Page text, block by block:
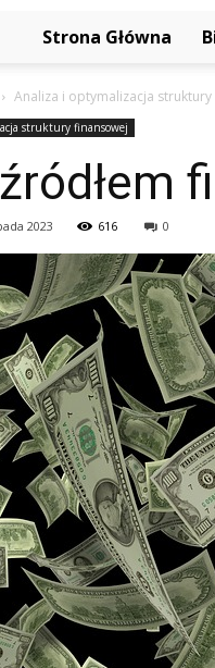
Strona Główna
Analiza i optymalizacja
struktury finansowej
2023 616 0